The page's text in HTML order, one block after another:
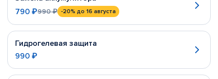
790 ₽990 ₽ -20% до 16 августа
Гидрогелевая защита
990 ₽